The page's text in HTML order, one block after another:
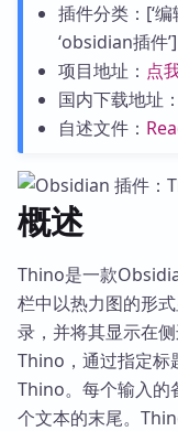
插件分类：[‘编
‘obsidian插件’]
项目地址： 点
国内下载地址：
自述文件：
概述
Thino是一款
栏中以热力图的形
录，并将其显示在
Thino，通过指定标
Thino。每个输入的
个文本的末尾。